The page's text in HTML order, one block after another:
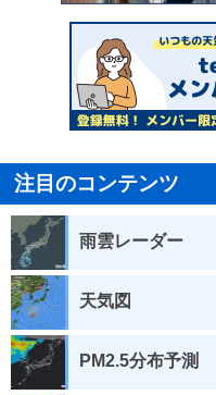
注目のコンテンツ
雨雲レーダー
天気図
PM2.5分布予測